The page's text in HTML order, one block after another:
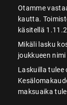
Otamme
kautta.
käsitellä
Mikäli lasku
joukkueen
Laskuilla tulee
maksuaika